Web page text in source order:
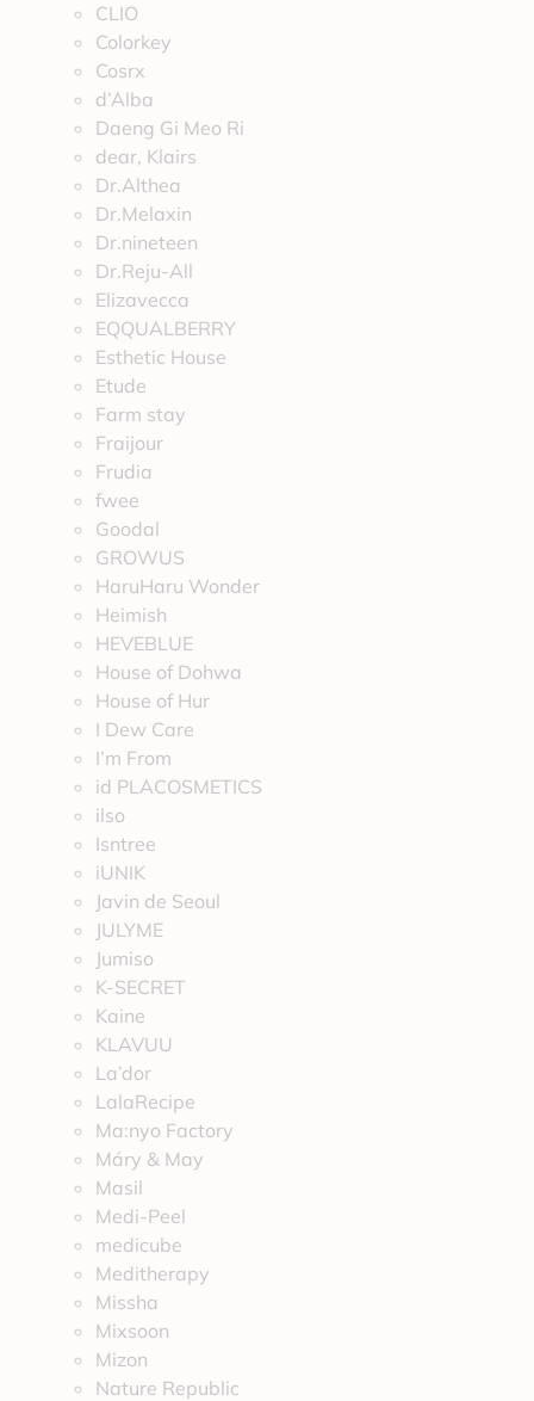
CLIO
Colorkey
Cosrx
d’Alba
Daeng Gi Meo Ri
dear, Klairs
Dr.Althea
Dr.Melaxin
Dr.nineteen
Dr.Reju-All
Elizavecca
EQQUALBERRY
Esthetic House
Etude
Farm stay
Fraijour
Frudia
fwee
Goodal
GROWUS
HaruHaru Wonder
Heimish
HEVEBLUE
House of Dohwa
House of Hur
I Dew Care
I’m From
id PLACOSMETICS
ilso
Isntree
iUNIK
Javin de Seoul
JULYME
Jumiso
K-SECRET
Kaine
KLAVUU
La’dor
LalaRecipe
Ma:nyo Factory
Máry & May
Masil
Medi-Peel
medicube
Meditherapy
Missha
Mixsoon
Mizon
Nature Republic